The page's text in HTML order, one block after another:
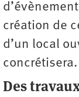
création de
d’un local
concrétisera.
Des